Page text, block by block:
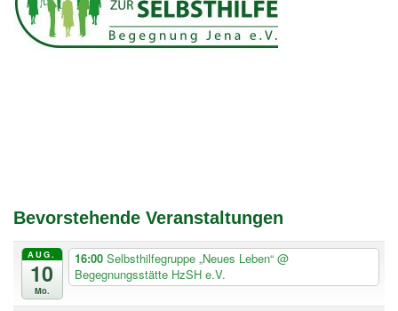
Bevorstehende Veranstaltungen
AUG.
10
Mo.
16:00 Selbsthilfegruppe „Neues Leben“ @
Begegnungsstätte HzSH e.V.